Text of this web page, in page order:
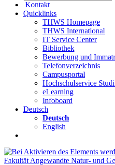
Kontakt
Quicklinks
THWS Homepage
THWS International
IT Service Center
Bibliothek
Bewerbung und
Telefonverzeichnis
Campusportal
Hochschulservice
eLearning
Infoboard
Deutsch
Deutsch
English
Fakultät Angewandte Natur- und